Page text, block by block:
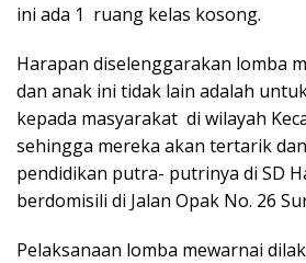
ini ada 1 ruang kelas kosong.
Harapan diselenggarakan lomba
dan anak ini tidak lain adalah
kepada masyarakat di wilayah
sehingga mereka akan tertarik
pendidikan putra- putrinya di SD
berdomisili di Jalan Opak No. 26
Pelaksanaan lomba mewarnai